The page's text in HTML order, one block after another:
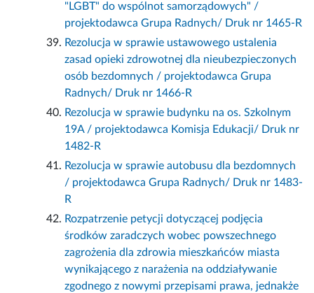
"LGBT" do wspólnot samorządowych" /
projektodawca Grupa Radnych/ Druk nr 1465-R
Rezolucja w sprawie ustawowego ustalenia
zasad opieki zdrowotnej dla nieubezpieczonych
osób bezdomnych / projektodawca Grupa
Radnych/ Druk nr 1466-R
Rezolucja w sprawie budynku na os. Szkolnym
19A / projektodawca Komisja Edukacji/ Druk nr
1482-R
Rezolucja w sprawie autobusu dla bezdomnych
/ projektodawca Grupa Radnych/ Druk nr 1483-
R
Rozpatrzenie petycji dotyczącej podjęcia
środków zaradczych wobec powszechnego
zagrożenia dla zdrowia mieszkańców miasta
wynikającego z narażenia na oddziaływanie
zgodnego z nowymi przepisami prawa, jednakże